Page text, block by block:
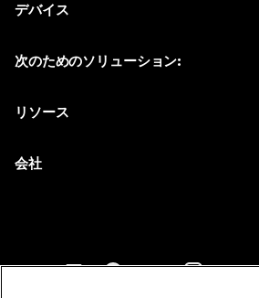
Meetings
デバイス
次のためのソリューション:
リソース
会社
セールスに問い合わせ